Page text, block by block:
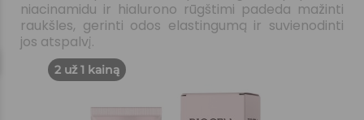
niacinamidu ir hialurono rūgštimi padeda mažinti
raukšles, gerinti odos elastingumą ir suvienodinti
jos atspalvį.
2 už 1 kainą